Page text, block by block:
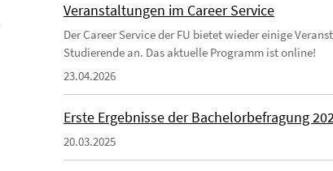
Veranstaltungen im Career Service
Der Career Service der FU bietet wieder einige
Studierende an. Das aktuelle Programm ist online!
23.04.2026
Erste Ergebnisse der Bachelorbefragung
20.03.2025